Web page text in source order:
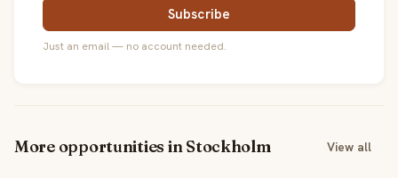
Subscribe
Just an email — no account needed.
More opportunities in Stockholm View all